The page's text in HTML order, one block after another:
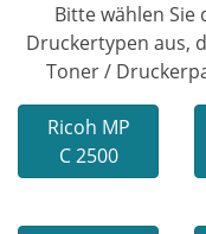
Bitte wählen
Druckertypen aus,
Toner /
Ricoh MP
C 2500